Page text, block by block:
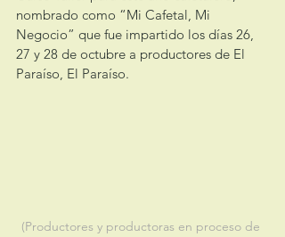
nombrado como “Mi Cafetal, Mi
Negocio” que fue impartido los días 26,
27 y 28 de octubre a productores de El
Paraíso, El Paraíso.
(Productores y productoras en proceso de